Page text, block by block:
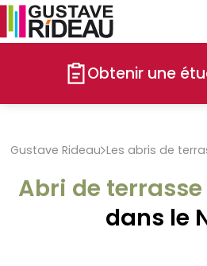
Obtenir une
Gustave Rideau Les abris de
Abri de
dans le